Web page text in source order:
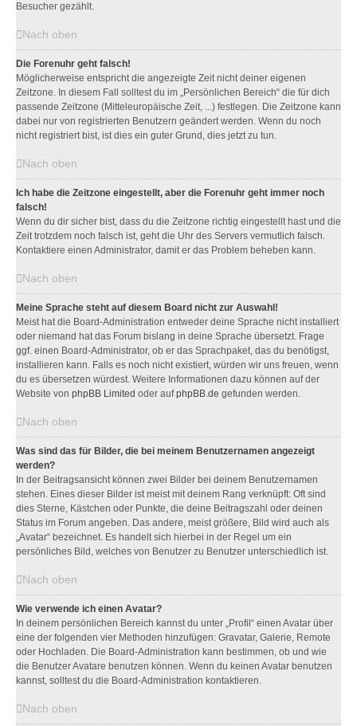
Besucher gezählt.
Nach oben
Die Forenuhr geht falsch!
Möglicherweise entspricht die angezeigte Zeit nicht deiner eigenen
Zeitzone. In diesem Fall solltest du im „Persönlichen Bereich“ die für dich
passende Zeitzone (Mitteleuropäische Zeit, ...) festlegen. Die Zeitzone kann
dabei nur von registrierten Benutzern geändert werden. Wenn du noch
nicht registriert bist, ist dies ein guter Grund, dies jetzt zu tun.
Nach oben
Ich habe die Zeitzone eingestellt, aber die Forenuhr geht immer noch
falsch!
Wenn du dir sicher bist, dass du die Zeitzone richtig eingestellt hast und die
Zeit trotzdem noch falsch ist, geht die Uhr des Servers vermutlich falsch.
Kontaktiere einen Administrator, damit er das Problem beheben kann.
Nach oben
Meine Sprache steht auf diesem Board nicht zur Auswahl!
Meist hat die Board-Administration entweder deine Sprache nicht installiert
oder niemand hat das Forum bislang in deine Sprache übersetzt. Frage
ggf. einen Board-Administrator, ob er das Sprachpaket, das du benötigst,
installieren kann. Falls es noch nicht existiert, würden wir uns freuen, wenn
du es übersetzen würdest. Weitere Informationen dazu können auf der
Website von phpBB Limited oder aufphpBB.de gefunden werden.
Nach oben
Was sind das für Bilder, die bei meinem Benutzernamen angezeigt
werden?
In der Beitragsansicht können zwei Bilder bei deinem Benutzernamen
stehen. Eines dieser Bilder ist meist mit deinem Rang verknüpft: Oft sind
dies Sterne, Kästchen oder Punkte, die deine Beitragszahl oder deinen
Status im Forum angeben. Das andere, meist größere, Bild wird auch als
„Avatar“ bezeichnet. Es handelt sich hierbei in der Regel um ein
persönliches Bild, welches von Benutzer zu Benutzer unterschiedlich ist.
Nach oben
Wie verwende ich einen Avatar?
In deinem persönlichen Bereich kannst du unter „Profil“ einen Avatar über
eine der folgenden vier Methoden hinzufügen: Gravatar, Galerie, Remote
oder Hochladen. Die Board-Administration kann bestimmen, ob und wie
die Benutzer Avatare benutzen können. Wenn du keinen Avatar benutzen
kannst, solltest du die Board-Administration kontaktieren.
Nach oben